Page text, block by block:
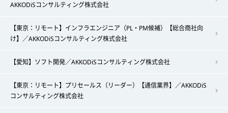
AKKODiSコンサルティング株式会社
【東京：リモート】インフラエンジニア（PL・PM候補）【総合商社向
け】／AKKODiSコンサルティング株式会社
【愛知】ソフト開発／AKKODiSコンサルティング株式会社
【東京：リモート】プリセールス（リーダー）【通信業界】／AKKODiS
コンサルティング株式会社